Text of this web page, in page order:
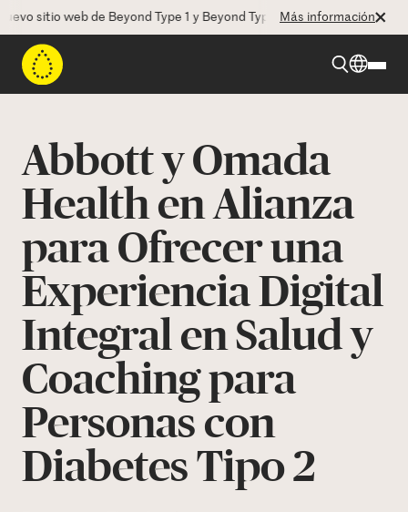
sitio web de Beyond Type 1 y Beyond Type 2! La CEO Deborah
Más información
Recursos
Programas
Quienes somos
DONAR
Abbott y Omada
Health en Alianza
para Ofrecer una
Experiencia Digital
Integral en Salud y
Coaching para
Personas con
Diabetes Tipo 2